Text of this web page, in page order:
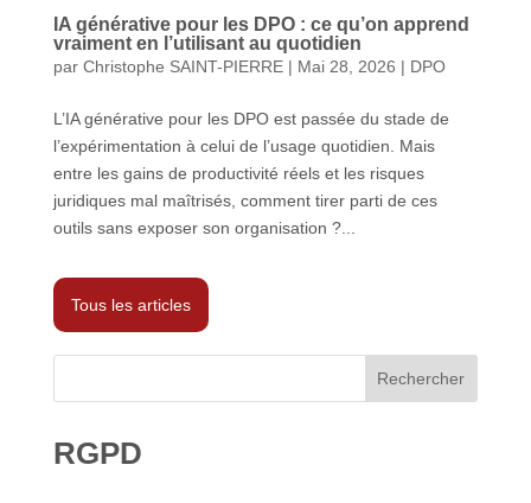
IA générative pour les DPO : ce qu’on apprend
vraiment en l’utilisant au quotidien
par Christophe SAINT-PIERRE| Mai 28, 2026 | DPO
L’IA générative pour les DPO est passée du stade de
l’expérimentation à celui de l’usage quotidien. Mais
entre les gains de productivité réels et les risques
juridiques mal maîtrisés, comment tirer parti de ces
outils sans exposer son organisation ?...
Tous les articles
Rechercher
RGPD